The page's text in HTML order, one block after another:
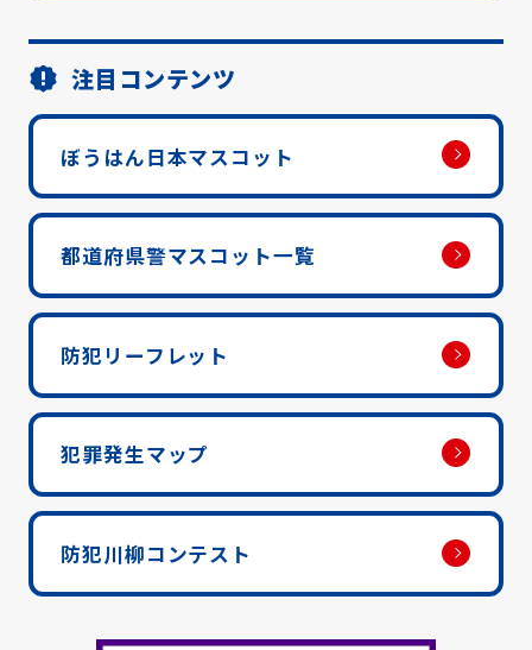
注目コンテンツ
ぼうはん日本マスコット
都道府県警マスコット一覧
防犯リーフレット
犯罪発生マップ
防犯川柳コンテスト